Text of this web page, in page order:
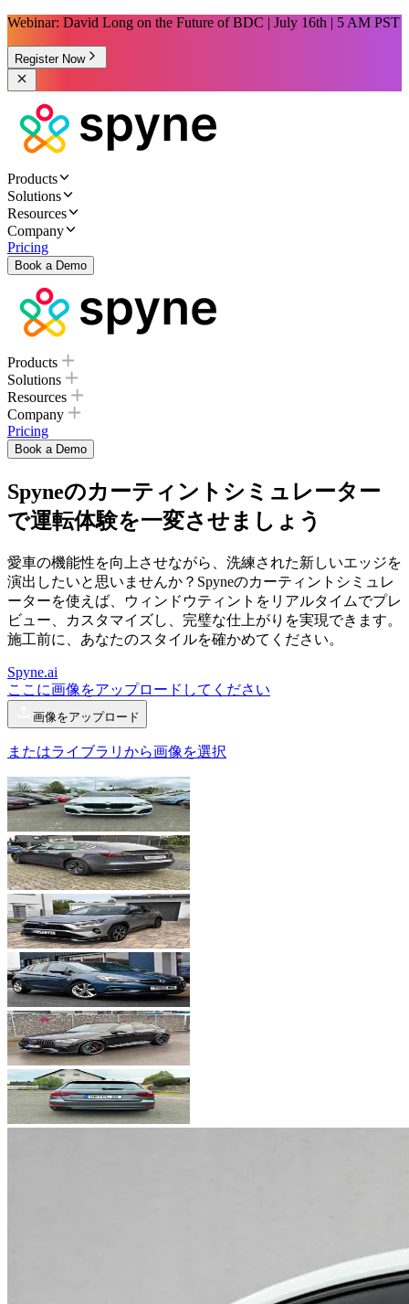
Webinar: David Long on the Future of BDC | July 16th | 5 AM PST
Register Now
Products
Solutions
Resources
Company
Pricing
Book a Demo
Products
Solutions
Resources
Company
Pricing
Book a Demo
Spyneのカーティントシミュレーター
で運転体験を一変させましょう
愛車の機能性を向上させながら、洗練された新しいエッジを
演出したいと思いませんか？Spyneのカーティントシミュレ
ーターを使えば、ウィンドウティントをリアルタイムでプレ
ビュー、カスタマイズし、完璧な仕上がりを実現できます。
施工前に、あなたのスタイルを確かめてください。
Spyne.ai
ここに画像をアップロードしてください
画像をアップロード
またはライブラリから画像を選択